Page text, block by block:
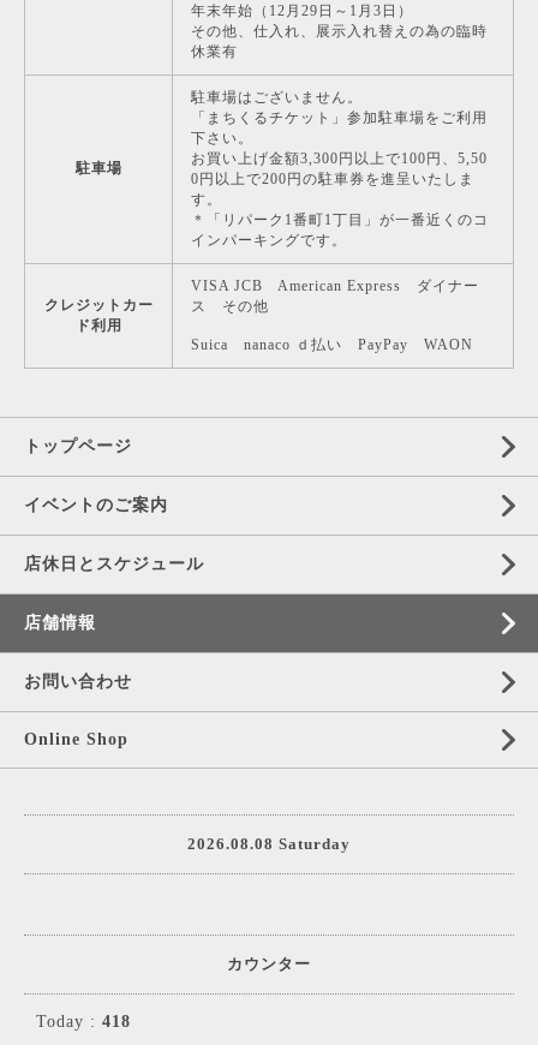
年末年始（12月29日～1月3日）
その他、仕入れ、展示入れ替えの為の臨時
休業有
駐車場
駐車場はございません。
「まちくるチケット」参加駐車場をご利用
下さい。
お買い上げ金額3,300円以上で100円、5,50
0円以上で200円の駐車券を進呈いたしま
す。
＊「リパーク1番町1丁目」が一番近くのコ
インパーキングです。
クレジットカー
ド利用
VISA JCB American Express ダイナー
ス その他
Suica nanaco ｄ払い PayPay WAON
トップページ
イベントのご案内
店休日とスケジュール
店舗情報
お問い合わせ
Online Shop
2026.08.08 Saturday
カウンター
Today : 418